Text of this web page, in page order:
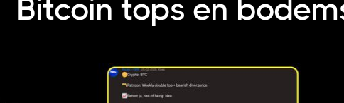
Bitcoin tops en